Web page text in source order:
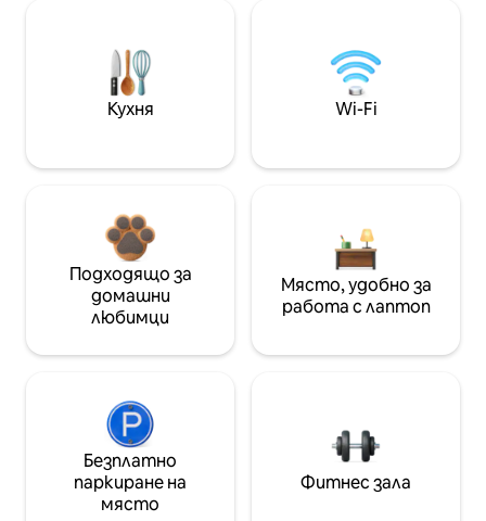
Кухня Wi-Fi
Подходящо за
домашни
любимци
Място, удобно за
работа с лаптоп
Безплатно
паркиране на
място
Фитнес зала